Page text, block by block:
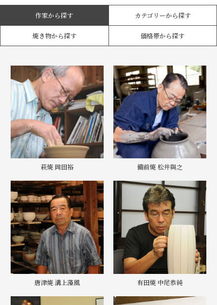
作家から探す カテゴリーから探す
焼き物から探す 価格帯から探す
萩焼 岡田裕 備前焼 松井與之
唐津焼 溝上藻風 有田焼 中尾恭純